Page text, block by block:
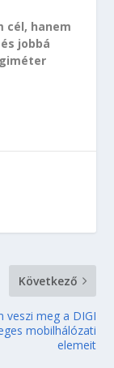
cél, hanem
jobbá
Következő
veszi meg a DIGI
mobilhálózati
elemeit